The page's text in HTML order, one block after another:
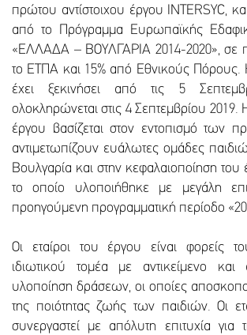
πρώτου αντίστοιχου έργου INTERSYC,
από το Πρόγραμμα Ευρωπαϊκής
«ΕΛΛΑΔΑ – ΒΟΥΛΓΑΡΙΑ 2014-2020», σε
το ΕΤΠΑ και 15% από Εθνικούς Πόρους.
έχει ξεκινήσει από τις 5
ολοκληρώνεται στις 4 Σεπτεμβρίου 2019.
έργου βασίζεται στον εντοπισμό των
αντιμετωπίζουν ευάλωτες ομάδες
Βουλγαρία και στην κεφαλαιοποίηση του
το οποίο υλοποιήθηκε με μεγάλη
προηγούμενη προγραμματική περίοδο
Οι εταίροι του έργου είναι φορείς
ιδιωτικού τομέα με αντικείμενο και
υλοποίηση δράσεων, οι οποίες
της ποιότητας ζωής των παιδιών. Οι
συνεργαστεί με απόλυτη επιτυχία για